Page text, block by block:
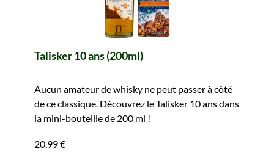
Talisker 10 ans (200ml)
Aucun amateur de whisky ne peut passer à côté
de ce classique. Découvrez le Talisker 10 ans dans
la mini-bouteille de 200 ml !
20,99 €